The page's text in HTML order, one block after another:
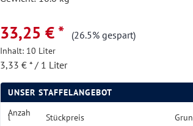
33,25 € * (26.5% gespart)
Inhalt: 10 Liter
3,33 € * / 1 Liter
UNSER STAFFELANGEBOT
Anzah
l Stückpreis